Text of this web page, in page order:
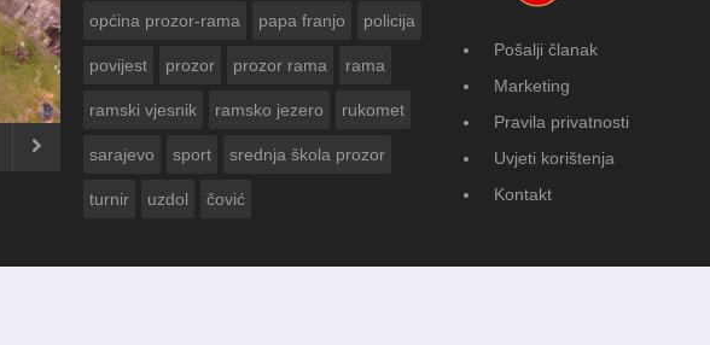
ČESTITKA RAMSKOG VJESNIKA ZA

općina prozor-rama papa franjo policija
povijest prozor prozor rama rama
ramski vjesnik ramsko jezero rukomet
sarajevo sport srednja škola prozor
turnir uzdol čović
Pošalji članak
Marketing
Pravila privatnosti
Uvjeti korištenja
Kontakt